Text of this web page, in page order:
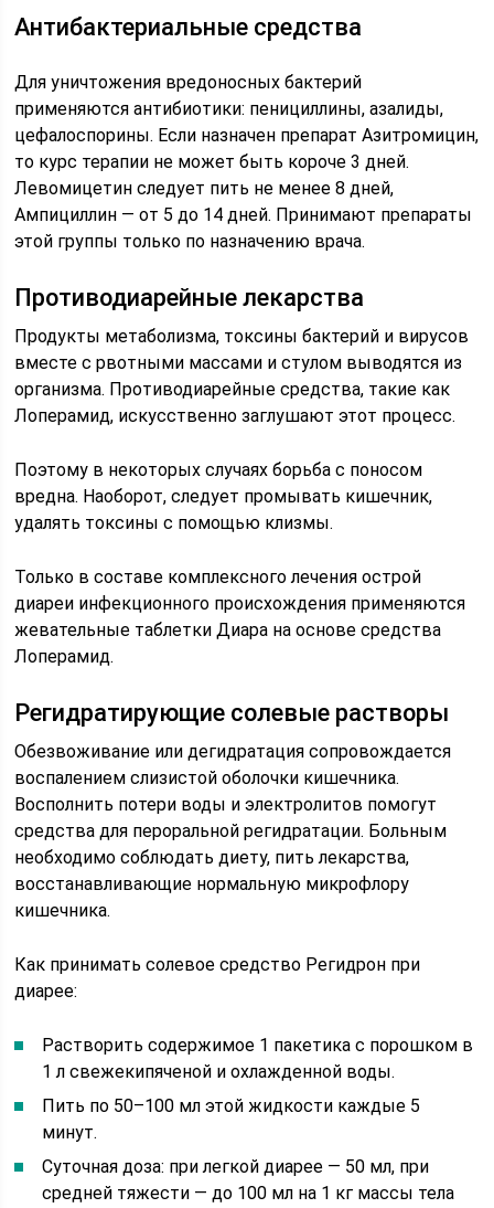
Антибактериальные средства
Для уничтожения вредоносных бактерий
применяются антибиотики: пенициллины, азалиды,
цефалоспорины. Если назначен препарат Азитромицин,
то курс терапии не может быть короче 3 дней.
Левомицетин следует пить не менее 8 дней,
Ампициллин — от 5 до 14 дней. Принимают препараты
этой группы только по назначению врача.
Противодиарейные лекарства
Продукты метаболизма, токсины бактерий и вирусов
вместе с рвотными массами и стулом выводятся из
организма. Противодиарейные средства, такие как
Лоперамид, искусственно заглушают этот процесс.
Поэтому в некоторых случаях борьба с поносом
вредна. Наоборот, следует промывать кишечник,
удалять токсины с помощью клизмы.
Только в составе комплексного лечения острой
диареи инфекционного происхождения применяются
жевательные таблетки Диара на основе средства
Лоперамид.
Регидратирующие солевые растворы
Обезвоживание или дегидратация сопровождается
воспалением слизистой оболочки кишечника.
Восполнить потери воды и электролитов помогут
средства для пероральной регидратации. Больным
необходимо соблюдать диету, пить лекарства,
восстанавливающие нормальную микрофлору
кишечника.
Как принимать солевое средство Регидрон при
диарее:
Растворить содержимое 1 пакетика с порошком в
1 л свежекипяченой и охлажденной воды.
Пить по 50–100 мл этой жидкости каждые 5
минут.
Суточная доза: при легкой диарее — 50 мл, при
средней тяжести — до 100 мл на 1 кг массы тела